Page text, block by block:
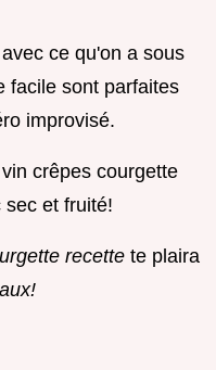
ce qu'on a sous
facile sont parfaites
improvisé.
crêpes courgette
sec et fruité!
recette te plaira